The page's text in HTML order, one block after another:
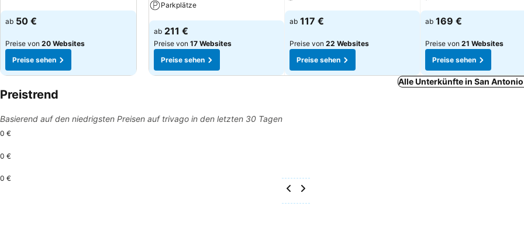
Preise sehen
ab 50 €
Preise von 20 Websites
Preise sehen
Parkplätze
Preise sehen
ab 211 €
Preise von 17 Websites
Preise sehen
Preise sehen
ab 117 €
Preise von 22 Websites
Preise sehen
Preise sehen
ab 169 €
Preise von 21 Websites
Preise sehen
Alle Unterkünfte in San
Preistrend
Basierend auf den niedrigsten Preisen auf trivago in den letzten 30 Tagen
0 €
0 €
0 €